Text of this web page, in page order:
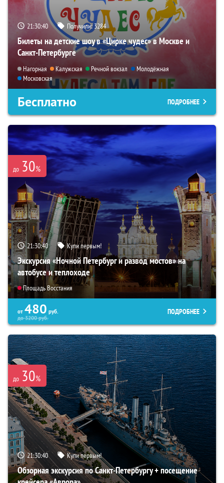
21:30:39 Получили:3284
Билеты на детские шоу в «Цирке чудес» в Москве и
Санкт-Петербурге
Нагорная Калужская Речной вокзал
Молодёжная
Московская
Бесплатно ПОДРОБНЕЕ
до 30%
21:30:39 Купи первым!
Экскурсия «Ночной Петербург и развод мостов» на
автобусе и теплоходе
Площадь Восстания
от 480 руб.
до3200руб.
ПОДРОБНЕЕ
до 30%
21:30:39 Купи первым!
Обзорная экскурсия по Санкт-Петербургу + посещение